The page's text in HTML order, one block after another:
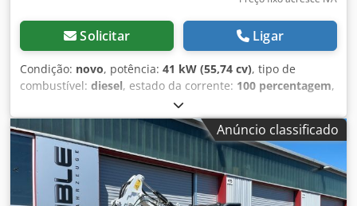
Solicitar Ligar
Condição: novo, potência: 41 kW (55,74 cv), tipo de
combustível: diesel, estado da corrente: 100 percentagem,
5 h, Equipamento:
borracha, Espelho, cabine Pacote de conforto da cabine
(AutoHVAC, display de 7 polegadas) Aquecimento/ar-
condicionado da cabine Braço longo + contrapeso pesado
e acessórios Braço longo compatível com engate
hidráulico, fixação por pino (AUX5) 2ª linha hidráulica
adicional no braço longo, engate rápido Assento aquecido
Anúncio classificado